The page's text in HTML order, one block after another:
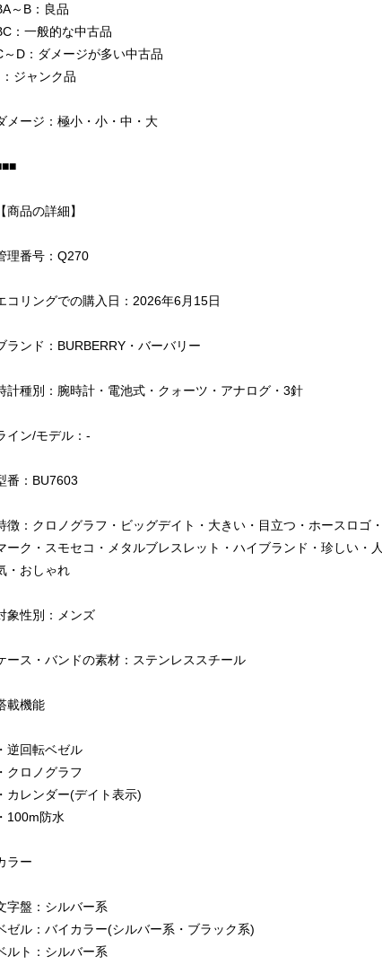
～B：良品
：一般的な中古品
～D：ダメージが多い中古品
ジャンク品
メージ：極小・小・中・大
商品の詳細】
理番号：Q270
コリングでの購入日：2026年6月15日
ランド：BURBERRY・バーバリー
計種別：腕時計・電池式・クォーツ・アナログ・3針
イン/モデル：-
番：BU7603
徴：クロノグラフ・ビッグデイト・大きい・目立つ・ホースロゴ・
ーク・スモセコ・メタルブレスレット・ハイブランド・珍しい・人
・おしゃれ
象性別：メンズ
ース・バンドの素材：ステンレススチール
載機能
逆回転ベゼル
クロノグラフ
カレンダー(デイト表示)
100m防水
ラー
字盤：シルバー系
ゼル：バイカラー(シルバー系・ブラック系)
ルト：シルバー系